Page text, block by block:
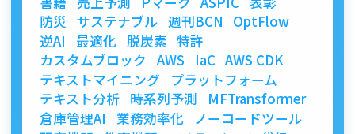
防災 サステナブル 週刊BCN
OptFlow
逆AI
最適化 脱炭素 特許
カスタムブロック
AWS IaC AWS CDK
テキストマイニング
プラットフォーム
テキスト分析 時系列予測
MFTransformer
倉庫管理AI
業務効率化
ノーコードツール